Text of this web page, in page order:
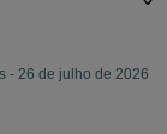
- 26 de julho de 2026